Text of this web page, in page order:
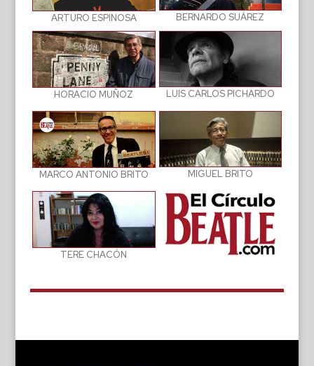
ARTURO ESPINOSA BERNARDO SUÁREZ
HORACIO MUÑOZ LUIS CARLOS PICHARDO
MARCO ANTONIO BRITO MIGUEL BRITO
TERE CHACÓN